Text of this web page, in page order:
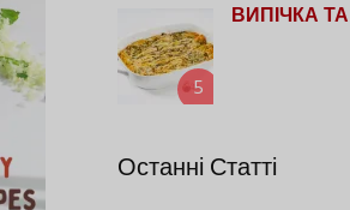
5
ВИПІЧКА
Останні Статті